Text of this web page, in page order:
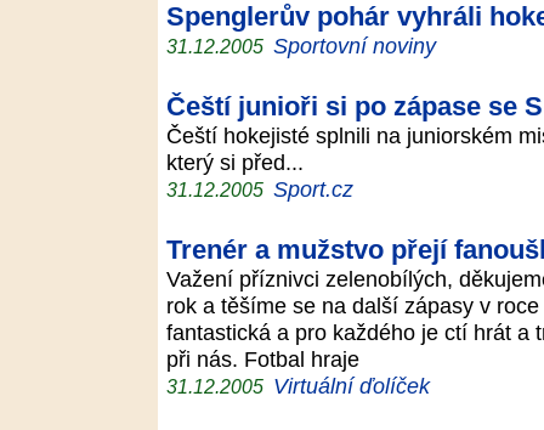
Spenglerův pohár vyhráli
31.12.2005 Sportovní noviny
Čeští junioři si po zápase se
Čeští hokejisté splnili na juniorském
který si před...
31.12.2005 Sport.cz
Trenér a mužstvo přejí
Važení příznivci zelenobílých,
rok a těšíme se na další zápasy v
fantastická a pro každého je ctí hrát a
při nás. Fotbal hraje
31.12.2005 Virtuální ďolíček